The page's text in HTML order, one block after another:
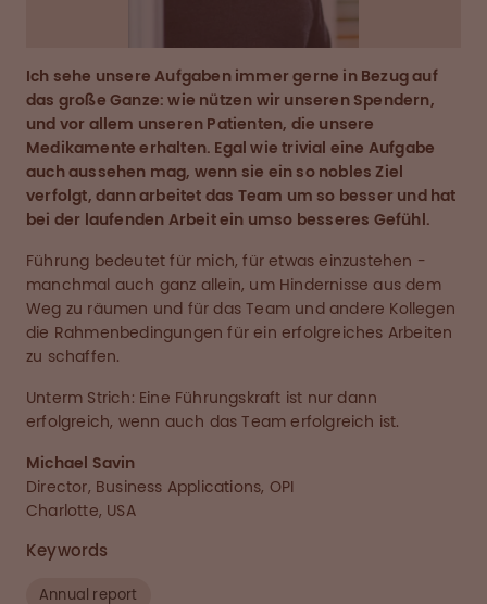
Ich sehe unsere Aufgaben immer gerne in Bezug auf
das große Ganze: wie nützen wir unseren Spendern,
und vor allem unseren Patienten, die unsere
Medikamente erhalten. Egal wie trivial eine Aufgabe
auch aussehen mag, wenn sie ein so nobles Ziel
verfolgt, dann arbeitet das Team um so besser und hat
bei der laufenden Arbeit ein umso besseres Gefühl.
Führung bedeutet für mich, für etwas einzustehen -
manchmal auch ganz allein, um Hindernisse aus dem
Weg zu räumen und für das Team und andere Kollegen
die Rahmenbedingungen für ein erfolgreiches Arbeiten
zu schaffen.
Unterm Strich: Eine Führungskraft ist nur dann
erfolgreich, wenn auch das Team erfolgreich ist.
Michael Savin
Director, Business Applications, OPI
Charlotte, USA
Keywords
Annual report